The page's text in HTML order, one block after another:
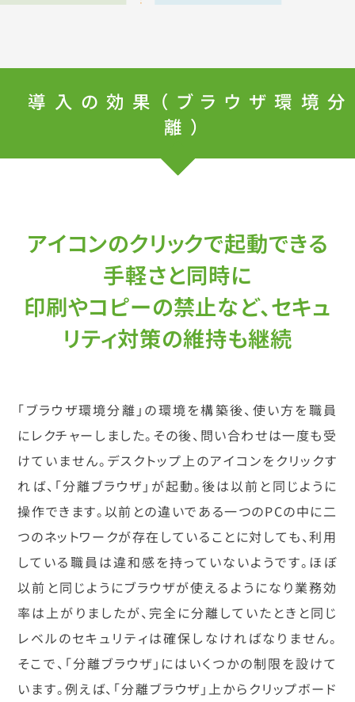
導入の効果（ブラウザ環境分
離）
アイコンのクリックで起動できる
手軽さと同時に
印刷やコピーの禁止など、セキュ
リティ対策の維持も継続
「ブラウザ環境分離」の環境を構築後、使い方を職員
にレクチャーしました。その後、問い合わせは一度も受
けていません。デスクトップ上のアイコンをクリックす
れば、「分離ブラウザ」が起動。後は以前と同じように
操作できます。以前との違いである一つのPCの中に二
つのネットワークが存在していることに対しても、利用
している職員は違和感を持っていないようです。ほぼ
以前と同じようにブラウザが使えるようになり業務効
率は上がりましたが、完全に分離していたときと同じ
レベルのセキュリティは確保しなければなりません。
そこで、「分離ブラウザ」にはいくつかの制限を設けて
います。例えば、「分離ブラウザ」上からクリップボード